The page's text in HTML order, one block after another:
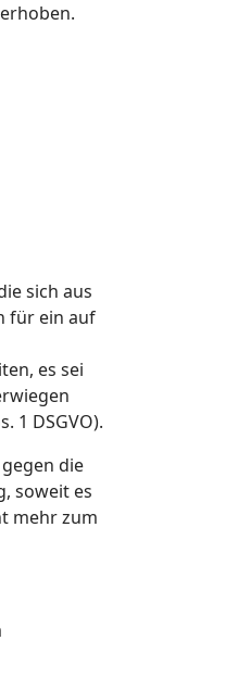
sich aus
für ein auf
es sei
1 DSGVO).
die
soweit es
mehr zum